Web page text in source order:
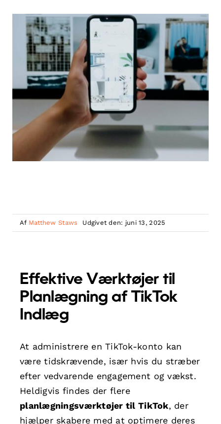
Af Matthew Staws Udgivet den: juni 13, 2025
Effektive Værktøjer til
Planlægning af TikTok
Indlæg
At administrere en TikTok-konto kan
være tidskrævende, især hvis du stræber
efter vedvarende engagement og vækst.
Heldigvis findes der flere
planlægningsværktøjer til TikTok, der
hjælper skabere med at optimere deres